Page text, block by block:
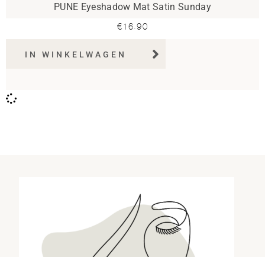
PUNE Eyeshadow Mat Satin Sunday
€16.90
IN WINKELWAGEN